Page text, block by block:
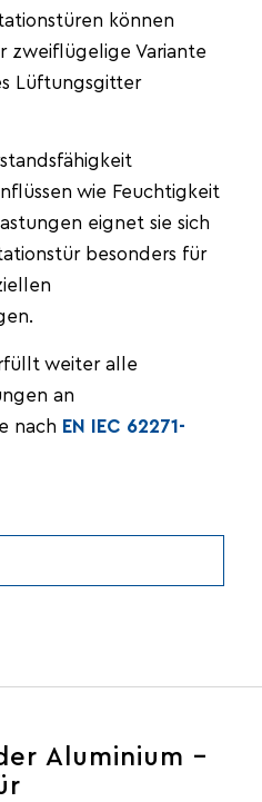
können
zweiflügelige Variante
Lüftungsgitter
wie Feuchtigkeit
eignet sie sich
besonders für
weiter alle
an
nach EN IEC 62271-
Aluminium –